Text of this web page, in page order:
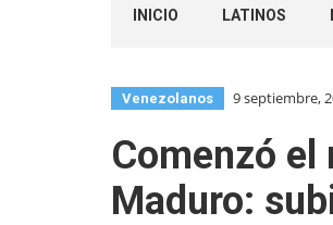
INICIO LATINOS
Venezolanos 9 septiembre,
Comenzó el
Maduro: